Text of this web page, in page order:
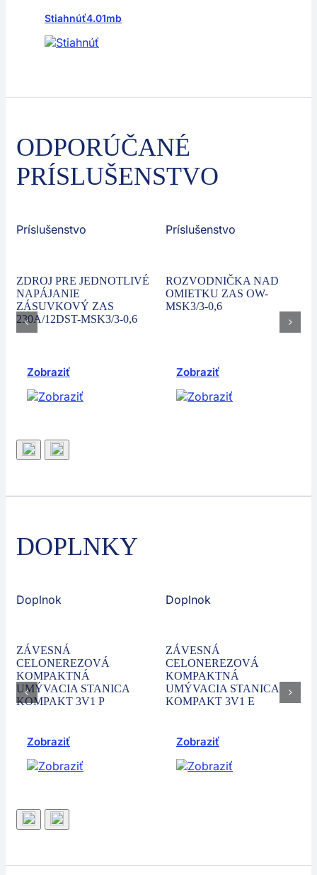
Stiahnúť4.01mb
ODPORÚČANÉ
PRÍSLUŠENSTVO
Príslušenstvo
ZDROJ PRE JEDNOTLIVÉ
NAPÁJANIE
ZÁSUVKOVÝ ZAS
230A/12DST-MSK3/3-0,6
Zobraziť
Príslušenstvo
ROZVODNIČKA NAD
OMIETKU ZAS OW-
MSK3/3-0,6
Zobraziť
DOPLNKY
Doplnok
ZÁVESNÁ
CELONEREZOVÁ
KOMPAKTNÁ
UMÝVACIA STANICA
KOMPAKT 3V1 P
Zobraziť
Doplnok
ZÁVESNÁ
CELONEREZOVÁ
KOMPAKTNÁ
UMÝVACIA STANICA
KOMPAKT 3V1 E
Zobraziť